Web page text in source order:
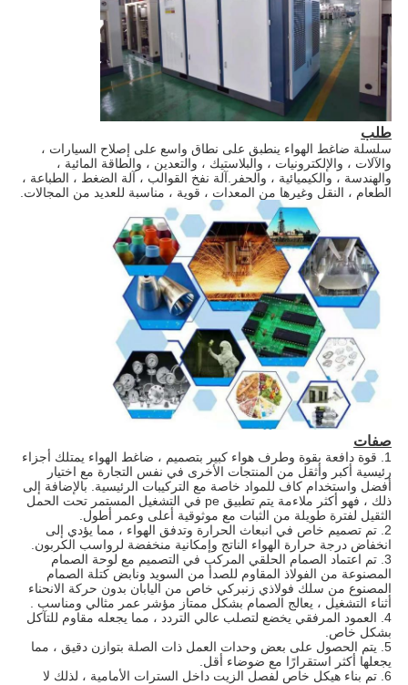
طلب
سلسلة ضاغط الهواء ينطبق على نطاق واسع على إصلاح السيارات ،
والآلات ، والإلكترونيات ، والبلاستيك ، والتعدين ، والطاقة المائية ،
والهندسة ، والكيميائية ، والحفر.آلة نفخ القوالب ، آلة الضغط ، الطباعة ،
الطعام ، النقل وغيرها من المعدات ، قوية ، مناسبة للعديد من المجالات.
صفات
1. قوة دافعة بقوة وطرف هواء كبير بتصميم ، ضاغط الهواء يمتلك أجزاء
رئيسية أكبر وأثقل من المنتجات الأخرى في نفس التجارة مع اختيار
أفضل واستخدام كاف للمواد خاصة مع التركيبات الرئيسية. بالإضافة إلى
ذلك ، فهو أكثر ملاءمة يتم تطبيق pe في التشغيل المستمر تحت الحمل
الثقيل لفترة طويلة من الثبات مع موثوقية أعلى وعمر أطول.
2. تم تصميم خاص في انبعاث الحرارة وتدفق الهواء ، مما يؤدي إلى
انخفاض درجة حرارة الهواء الناتج وإمكانية منخفضة لرواسب الكربون.
3. تم اعتماد الصمام الحلقي المركب في التصميم مع لوحة الصمام
المصنوعة من الفولاذ المقاوم للصدأ من السويد ونابض كتلة الصمام
المصنوع من سلك فولاذي زنبركي خاص من اليابان بدون حركة الانحناء
أثناء التشغيل ، يعالج الصمام بشكل ممتاز مؤشر عمر مثالي ومناسب .
4. العمود المرفقي يخضع لتصلب عالي التردد ، مما يجعله مقاوم للتآكل
بشكل خاص.
5. يتم الحصول على بعض وحدات العمل ذات الصلة بتوازن دقيق ، مما
يجعلها أكثر استقرارًا مع ضوضاء أقل.
6. تم بناء هيكل خاص لفصل الزيت داخل السترات الأمامية ، لذلك لا